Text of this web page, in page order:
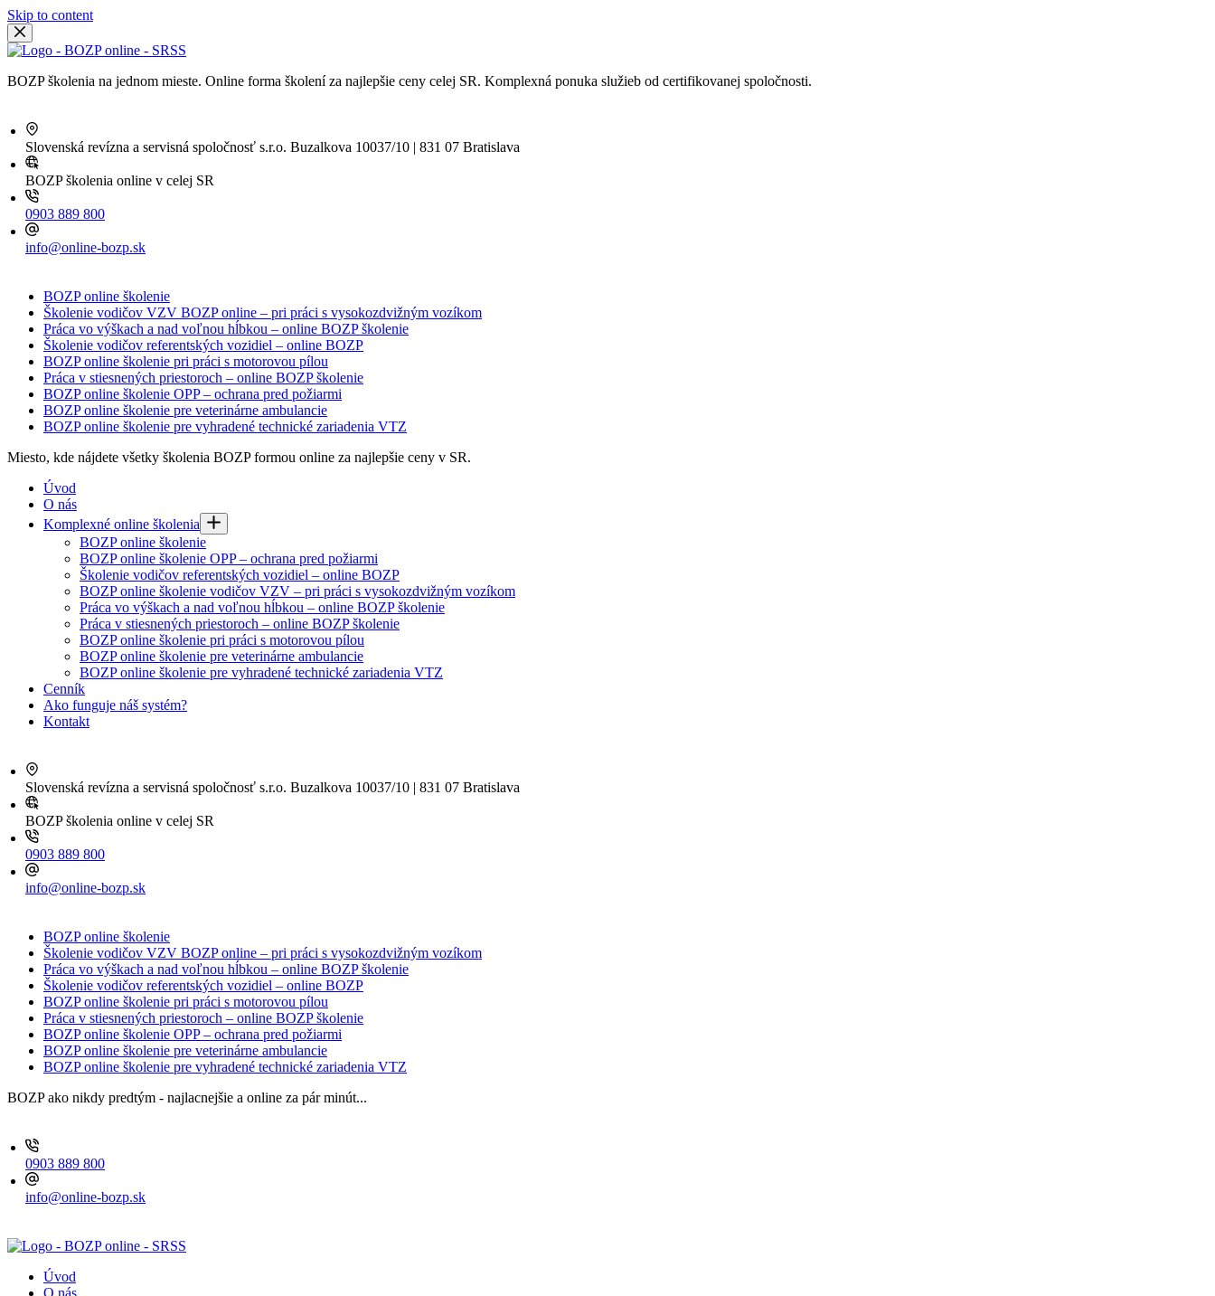
Skip to content
BOZP školenia na jednom mieste. Online forma školení za najlepšie ceny celej SR. Komplexná ponuka služieb od certifikovanej spoločnosti.
Slovenská revízna a servisná spoločnosť s.r.o. Buzalkova 10037/10 | 831 07 Bratislava
BOZP školenia online v celej SR
0903 889 800
info@online-bozp.sk
BOZP online školenie
Školenie vodičov VZV BOZP online – pri práci s vysokozdvižným vozíkom
Práca vo výškach a nad voľnou hĺbkou – online BOZP školenie
Školenie vodičov referentských vozidiel – online BOZP
BOZP online školenie pri práci s motorovou pílou
Práca v stiesnených priestoroch – online BOZP školenie
BOZP online školenie OPP – ochrana pred požiarmi
BOZP online školenie pre veterinárne ambulancie
BOZP online školenie pre vyhradené technické zariadenia VTZ
Miesto, kde nájdete všetky školenia BOZP formou online za najlepšie ceny v SR.
Úvod
O nás
Komplexné online školenia
BOZP online školenie
BOZP online školenie OPP – ochrana pred požiarmi
Školenie vodičov referentských vozidiel – online BOZP
BOZP online školenie vodičov VZV – pri práci s vysokozdvižným vozíkom
Práca vo výškach a nad voľnou hĺbkou – online BOZP školenie
Práca v stiesnených priestoroch – online BOZP školenie
BOZP online školenie pri práci s motorovou pílou
BOZP online školenie pre veterinárne ambulancie
BOZP online školenie pre vyhradené technické zariadenia VTZ
Cenník
Ako funguje náš systém?
Kontakt
Slovenská revízna a servisná spoločnosť s.r.o. Buzalkova 10037/10 | 831 07 Bratislava
BOZP školenia online v celej SR
0903 889 800
info@online-bozp.sk
BOZP online školenie
Školenie vodičov VZV BOZP online – pri práci s vysokozdvižným vozíkom
Práca vo výškach a nad voľnou hĺbkou – online BOZP školenie
Školenie vodičov referentských vozidiel – online BOZP
BOZP online školenie pri práci s motorovou pílou
Práca v stiesnených priestoroch – online BOZP školenie
BOZP online školenie OPP – ochrana pred požiarmi
BOZP online školenie pre veterinárne ambulancie
BOZP online školenie pre vyhradené technické zariadenia VTZ
BOZP ako nikdy predtým - najlacnejšie a online za pár minút...
0903 889 800
info@online-bozp.sk
Úvod
O nás